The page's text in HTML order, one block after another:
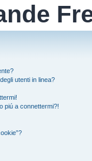
utenti in linea?
piú a connettermi?!